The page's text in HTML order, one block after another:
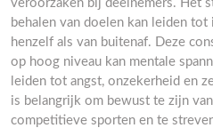
veroorzaken bij deelnemers. Het
behalen van doelen kan leiden
henzelf als van buitenaf. Deze
op hoog niveau kan mentale
leiden tot angst, onzekerheid en
is belangrijk om bewust te zijn
competitieve sporten en te